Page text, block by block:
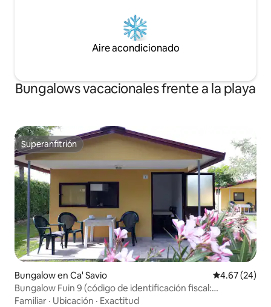
Aire acondicionado
Bungalows vacacionales frente a la playa
Superanfitrión
Superanfitrión
Bungalow en Ca' Savio Calificación
4.67 (24)
Bungalow Fuin 9 (código de identificación fiscal:
IT027044B42NB4WZ5D)
Familiar · Ubicación · Exactitud